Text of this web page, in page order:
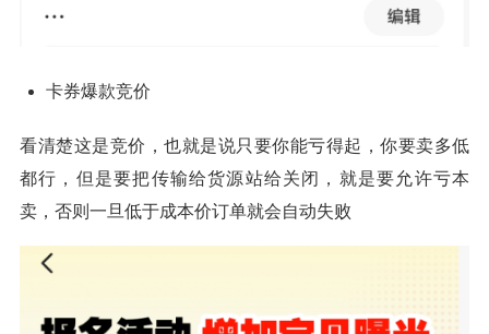
卡券爆款竞价
看清楚这是竞价，也就是说只要你能亏得起，你要卖多低
都行，但是要把传输给货源站给关闭，就是要允许亏本
卖，否则一旦低于成本价订单就会自动失败